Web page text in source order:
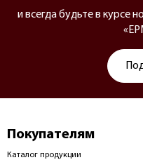
и всегда будьте в курсе
Покупателям
Каталог продукции